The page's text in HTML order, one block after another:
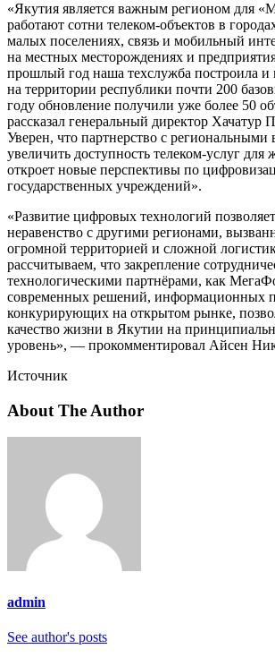
«Якутия является важным регионом для
работают сотни телеком‑объектов в
малых поселениях, связь и мобильный
на местных месторождениях и
прошлый год наша техслужба построила и
на территории республики почти 200
году обновление получили уже более 50
рассказал генеральный директор
Уверен, что партнерство с региональными
увеличить доступность телеком‑услуг
откроет новые перспективы по
государственных учреждений».
«Развитие цифровых технологий
неравенство с другими регионами,
огромной территорией и сложной
рассчитываем, что закрепление
технологическими партнёрами, как
современных решений, информационных
конкурирующих на открытом рынке,
качество жизни в Якутии на
уровень», — прокомментировал Айсен
Источник
About The Author
admin
See author's posts